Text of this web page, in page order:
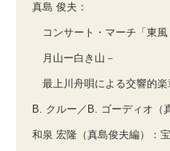
真島 俊夫：
コンサート・マーチ「東風
月山ー白き山－
最上川舟唄による交響的楽
B. クルー／B. ゴーディオ（
和泉 宏隆（真島俊夫編）：